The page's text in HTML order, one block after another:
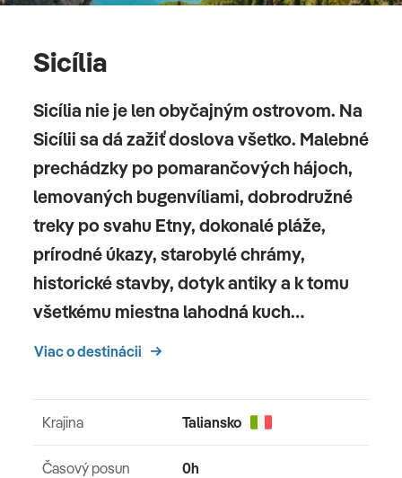
Sicília
Sicília nie je len obyčajným ostrovom. Na
Sicílii sa dá zažiť doslova všetko. Malebné
prechádzky po pomarančových hájoch,
lemovaných bugenvíliami, dobrodružné
treky po svahu Etny, dokonalé pláže,
prírodné úkazy, starobylé chrámy,
historické stavby, dotyk antiky a k tomu
všetkému miestna lahodná kuch…
Viac o destinácii
Krajina Taliansko
Časový posun 0h